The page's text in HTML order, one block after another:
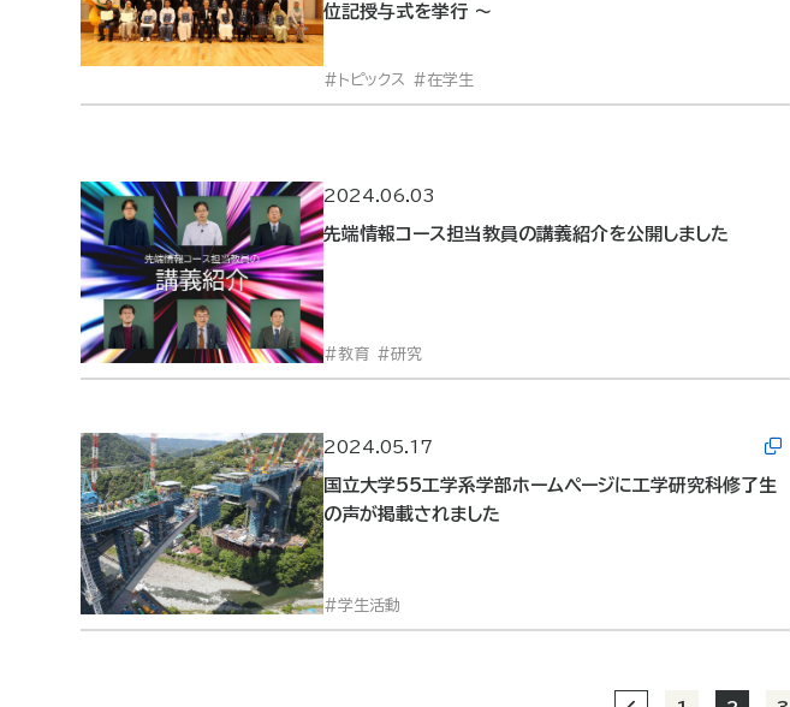
位記授与式を挙行 ～
トピックス 在学生
2024.06.03
先端情報コース担当教員の講義紹介を公開しました
教育 研究
2024.05.17
国立大学55工学系学部ホームページに工学研究科修了生
の声が掲載されました
学生活動